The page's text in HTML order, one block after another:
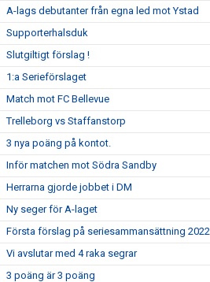
A-lags debutanter från egna led mot Ystad
Supporterhalsduk
Slutgiltigt förslag !
1:a Serieförslaget
Match mot FC Bellevue
Trelleborg vs Staffanstorp
3 nya poäng på kontot.
Inför matchen mot Södra Sandby
Herrarna gjorde jobbet i DM
Ny seger för A-laget
Första förslag på seriesammansättning 2022
Vi avslutar med 4 raka segrar
3 poäng är 3 poäng